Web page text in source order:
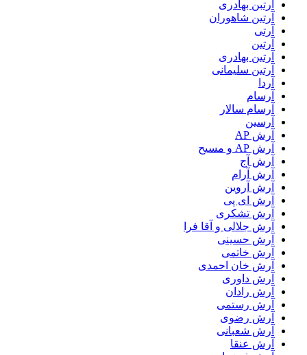
آرتبن بهادری
آرتين شاهوران
آرتی
آرتین
آرتین بهادری
آرتین سلیمانی
آردا
آرسام
آرسام سالار
آرسین
آرش AP
آرش AP و مسیح
آرش آج
آرش آرام
آرش آروین
آرش ای پی
آرش تشکری
آرش جلالی و آقا فرا
آرش حسینی
آرش خاتمی
آرش خان احمدی
آرش داوری
آرش رادان
آرش رستمى
آرش رضوی
آرش شعبانی
آرش عنقا